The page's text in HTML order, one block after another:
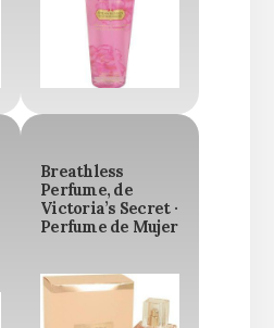
Breathless
Perfume, de
Victoria’s Secret ·
Perfume de Mujer